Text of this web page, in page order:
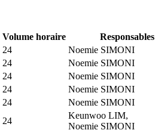
Volume horaire Responsables
24
Noemie SIMONI
24
Noemie SIMONI
24
Noemie SIMONI
24
Noemie SIMONI
24
Noemie SIMONI
24
Keunwoo LIM,
Noemie SIMONI